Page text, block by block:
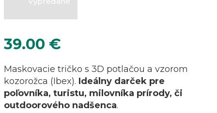
39.00 €
Maskovacie tričko s 3D potlačou a vzorom
kozorožca (Ibex). Ideálny darček pre
poľovníka, turistu, milovníka prírody, či
outdoorového nadšenca.